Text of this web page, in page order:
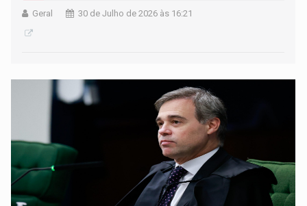
Geral 30 de Julho de 2026 às 16:21